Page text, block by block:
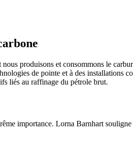
produisons et consommons le
de pointe et à des installations
liés au raffinage du pétrole brut.
importance. Lorna Barnhart